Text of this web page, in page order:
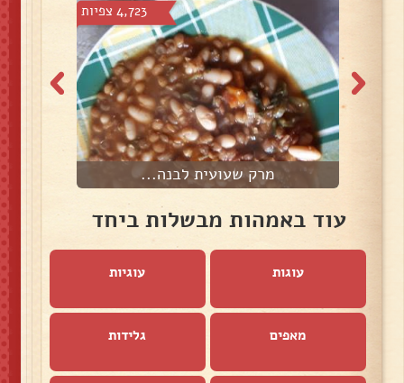
4,723 צפיות
מרק שעועית לבנה...
עוד באמהות מבשלות ביחד
עוגות עוגיות
מאפים גלידות